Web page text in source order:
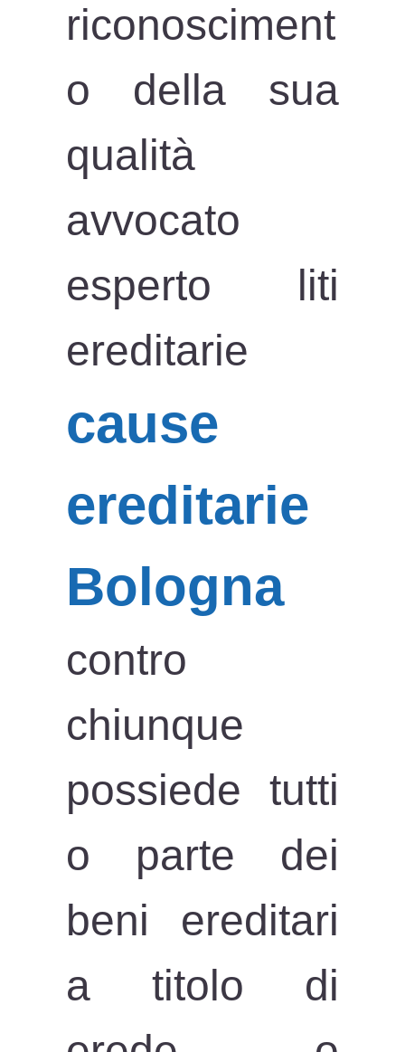
riconosciment
o della sua
qualità
avvocato
esperto liti
ereditarie
cause
ereditarie
Bologna
contro
chiunque
possiede tutti
o parte dei
beni ereditari
a titolo di